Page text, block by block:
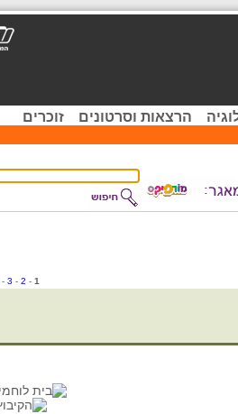
הרצאות וסרטונים זוכרים
1
-
2
-
3
-